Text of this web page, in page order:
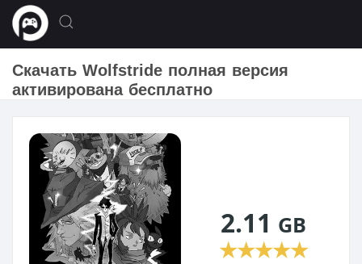
Скачать Wolfstride полная версия
активирована бесплатно
2.11 GB
★★★★★